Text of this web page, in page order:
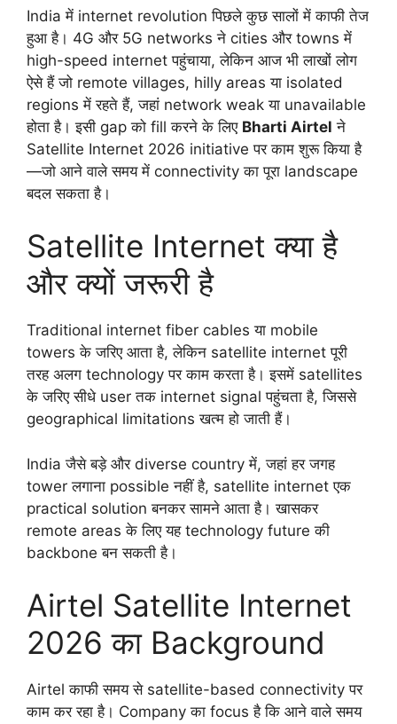
India में internet revolution पिछले कुछ सालों में काफी तेज
हुआ है। 4G और 5G networks ने cities और towns में
high-speed internet पहुंचाया, लेकिन आज भी लाखों लोग
ऐसे हैं जो remote villages, hilly areas या isolated
regions में रहते हैं, जहां network weak या unavailable
होता है। इसी gap को fill करने के लिए Bharti Airtel ने
Satellite Internet 2026 initiative पर काम शुरू किया है
—जो आने वाले समय में connectivity का पूरा landscape
बदल सकता है।
Satellite Internet क्या है
और क्यों जरूरी है
Traditional internet fiber cables या mobile
towers के जरिए आता है, लेकिन satellite internet पूरी
तरह अलग technology पर काम करता है। इसमें satellites
के जरिए सीधे user तक internet signal पहुंचता है, जिससे
geographical limitations खत्म हो जाती हैं।
India जैसे बड़े और diverse country में, जहां हर जगह
tower लगाना possible नहीं है, satellite internet एक
practical solution बनकर सामने आता है। खासकर
remote areas के लिए यह technology future की
backbone बन सकती है।
Airtel Satellite Internet
2026 का Background
Airtel काफी समय से satellite-based connectivity पर
काम कर रहा है। Company का focus है कि आने वाले समय